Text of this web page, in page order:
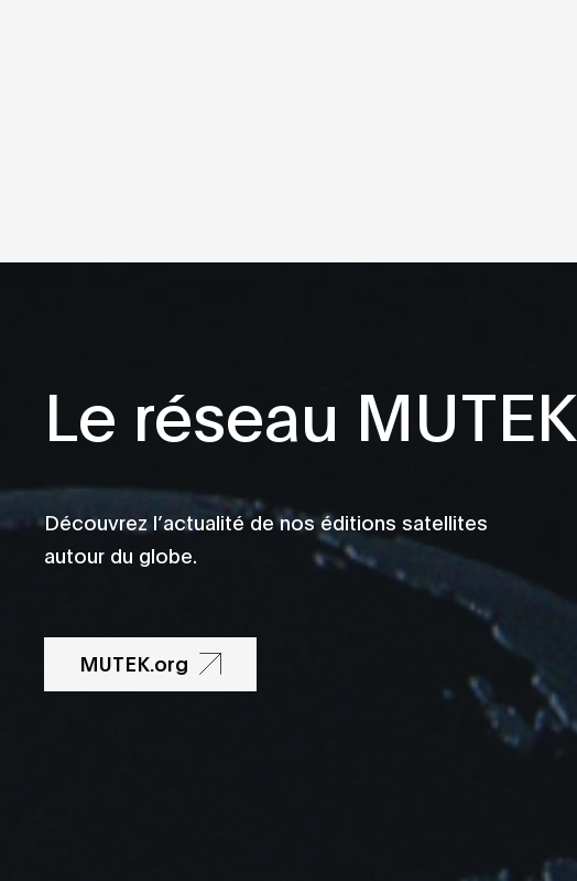
Le réseau MUTEK
Découvrez l’actualité de nos éditions satellites
autour du globe.
MUTEK.org